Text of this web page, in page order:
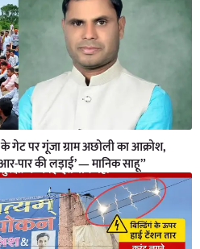
गेट पर गूंजा ग्राम अछोली का आक्रोश,
पार की लड़ाई’ — मानिक साहू”